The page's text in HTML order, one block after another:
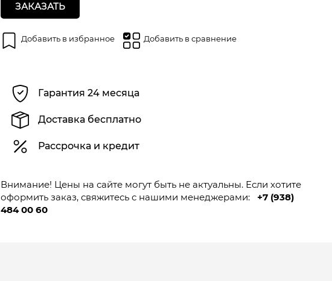
ЗАКАЗАТЬ
Добавить в избранное Добавить в сравнение
Гарантия 24 месяца
Доставка бесплатно
Рассрочка и кредит
Внимание! Цены на сайте могут быть не актуальны. Если хотите
оформить заказ, свяжитесь с нашими менеджерами:
+7 (938)
484 00 60